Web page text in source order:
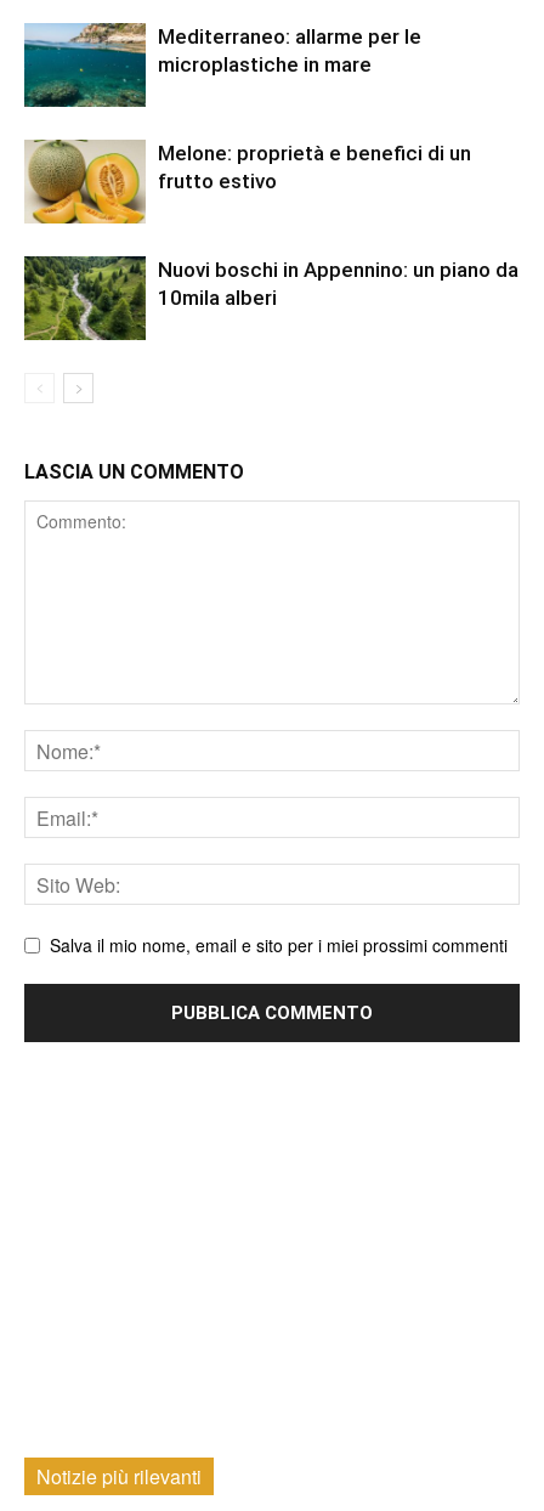
Mediterraneo: allarme per le
microplastiche in mare
Melone: proprietà e benefici di un
frutto estivo
Nuovi boschi in Appennino: un piano da
10mila alberi
LASCIA UN COMMENTO
Comment
Nome
Email
Sito
web
Salva il mio nome, email e sito per i miei prossimi commenti
Notizie più rilevanti